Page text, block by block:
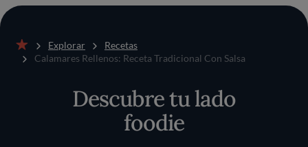
Inicio
Explorar
Recetas
Calamares Rellenos: Receta Tradicional Con Salsa
Descubre tu lado
foodie